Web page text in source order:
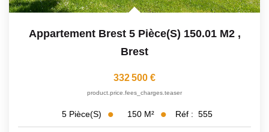
Appartement Brest 5 Pièce(s) 150.01 M2 ,
Brest
332 500 €
product.price.fees_charges.teaser
5 Pièce(s) 150 M² Réf : 555